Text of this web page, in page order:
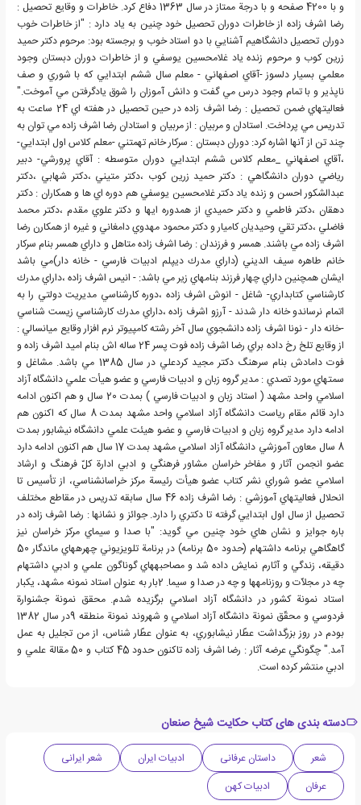
و با 4200 صفحه و با درجة ممتاز در سال 1363 دفاع كرد. خاطرات و وقايع تحصيل :
رضا اشرف زاده از خاطرات دوران تحصيل خود چنين به ياد دارد : "از خاطرات خوب
دوران تحصيل دانشگاهيم آشنايي با دو استاد خوب و برجسته بود: مرحوم دكتر حميد
زرين كوب و مرحوم زنده ياد غلامحسين يوسفي و از خاطرات دوران دبستان وجود
معلمي بسيار دلسوز -آقاي اصفهاني - معلم سال ششم ابتدايي كه با شوري و صف
ناپذير و با تمام وجود درس مي گفت و دانش آموزان را شوق يادگرفتن مي آموخت."
فعاليتهاي ضمن تحصيل : رضا اشرف زاده در حين تحصيل در هفته اي 24 ساعت به
تدريس مي پرداخت. استادان و مربيان : از مربيان و استادان رضا اشرف زاده مي توان به
چند تن از آنها اشاره كرد: دوران دبستان : سركار خانم تهمتني -معلم كلاس اول ابتدايي-
،آقاي اصفهاني _معلم كلاس ششم ابتدايي دوران متوسطه : آقاي پرورشي- دبير
رياضي دوران دانشگاهي : دكتر حميد زرين كوب ،دكتر متيني ،دكتر شهابي ،دكتر
عبدالشكور احسن و زنده ياد دكتر غلامحسين يوسفي هم دوره اي ها و همکاران : دكتر
دهقان ،دكتر فاطمي و دكتر حميدي از همدوره ايها و دكتر علوي مقدم ،دكتر محمد
فاضلي ،دكتر تقي وحيديان كاميار و دكتر محمود مهدوي دامغاني و غيره از همكارن رضا
اشرف زاده مي باشند. همسر و فرزندان : رضا اشرف زاده متاهل و داراي همسر بنام سركار
خانم طاهره سيف الديني (داراي مدرك ديپلم ادبيات فارسي - خانه دار)مي باشد
ايشان همچنين داراي چهار فرزند بنامهاي زير مي باشد: - انيس اشرف زاده ،داراي مدرك
كارشناسي كتابداري- شاغل - انوش اشرف زاده ،دوره كارشناسي مديريت دولتي را به
اتمام نرساندو خانه دار شدند - آرزو اشرف زاده ،داراي مدرك كارشناسي زيست شناسي
-خانه دار - نونا اشرف زاده دانشجوي سال آخر رشته كامپيوتر نرم افزار وقايع ميانسالي :
از وقايع تلخ رخ داده براي رضا اشرف زاده فوت پسر 24 ساله اش بنام اميد اشرف زاده و
فوت دامادش بنام سرهنگ دكتر مجيد كردعلي در سال 1385 مي باشد. مشاغل و
سمتهاي مورد تصدي : مدير گروه زبان و ادبيات فارسي و عضو هيأت علمي دانشگاه آزاد
اسلامي واحد مشهد ( استاد زبان و ادبيات فارسي ) بمدت 20 سال و هم اكنون ادامه
دارد قائم مقام رياست دانشگاه آزاد اسلامي واحد مشهد بمدت 8 سال كه اكنون هم
ادامه دارد مدير گروه زبان و ادبيات فارسي و عضو هيئت علمي دانشگاه نيشابور بمدت
8 سال معاون آموزشي دانشگاه آزاد اسلامي مشهد بمدت 17 سال هم اكنون ادامه دارد
عضو انجمن آثار و مفاخر خراسان مشاور فرهنگي و ادبي ادارة كلّ فرهنگ و ارشاد
اسلامي عضو شوراي نشر كتاب عضو هيأت رئيسة مركز خراسان‏شناسي، از تأسيس تا
انحلال فعاليتهاي آموزشي : رضا اشرف زاده 46 سال سابقه تدريس در مقاطع مختلف
تحصيل از سال اول ابتدايي گرفته تا دكتري را دارد. جوائز و نشانها : رضا اشرف زاده در
باره جوايز و نشان هاي خود چنين مي گويد: "با صدا و سيماي مركز خراسان نيز
گاهگاهي برنامه داشته‏ام (حدود 50 برنامه) در برنامة تلويزيوني چهره‏هاي ماندگار 50
دقيقه، زندگي و آثارم نمايش داده شد و مصاحبه‏هاي گوناگون علمي و ادبي داشته‏ام
چه در مجلاّت و روزنامه‏ها و چه در صدا و سيما. 2بار به عنوان استاد نمونه مشهد، يكبار
استاد نمونة كشور در دانشگاه آزاد اسلامي برگزيده شدم. محقق نمونة جشنوارة
فردوسي و محقّق نمونة دانشگاه آزاد اسلامي و شهروند نمونة منطقه 9در سال 1382
بودم در روز بزرگداشت عطّار نيشابوري، به عنوان عطّار شناس، از من تجليل به عمل
آمد." چگونگي عرضه آثار : رضا اشرف زاده تاكنون حدود 45 كتاب و 50 مقالة علمي و
ادبي منتشر كرده‏ است.
دسته بندی های کتاب حکایت شیخ صنعان
شعر داستان عرفانی ادبیات ایران
شعر ایرانی
عرفان
ادبیات کهن